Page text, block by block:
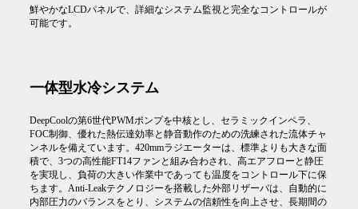
鮮やかなLCDパネルで、詳細なシステム監視と完全なコントロールが
可能です。
一体型水冷システム
DeepCoolの第6世代PWMポンプを中核とし、セラミックインペラ、
FOC制御、優れた熱伝達効率と静音動作のための洗練された流体チャ
ンネルを備えています。420mmラジエーターは、標準よりも大きな面
積で、3つの高性能FT14ファンと組み合わされ、高エアフローと静圧
を実現し、負荷の大きい作業中であっても温度をコントロール下に保
ちます。Anti-Leakテクノロジーを搭載した外部リザーバは、自動的に
内部圧力のバランスをとり、システムの信頼性を向上させ、長期間の